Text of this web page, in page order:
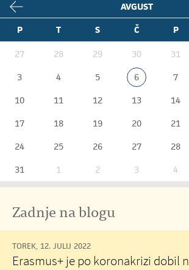
AVGUST
P
T S Č P
27 28 29 30 31
3
4 5 6 7
10
11 12 13 14
17
18 19 20 21
24
25 26 27 28
31
1 2 3 4
Zadnje na blogu
TOREK, 12. JULIJ 2022
Erasmus+ je po koronakrizi dobil